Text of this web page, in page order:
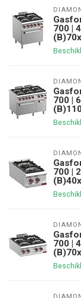
700 |
700 |
700 |
700 |